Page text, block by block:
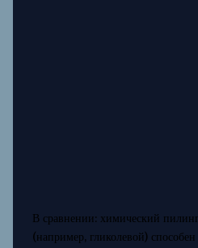
В сравнении: химический
(например, гликолевой)